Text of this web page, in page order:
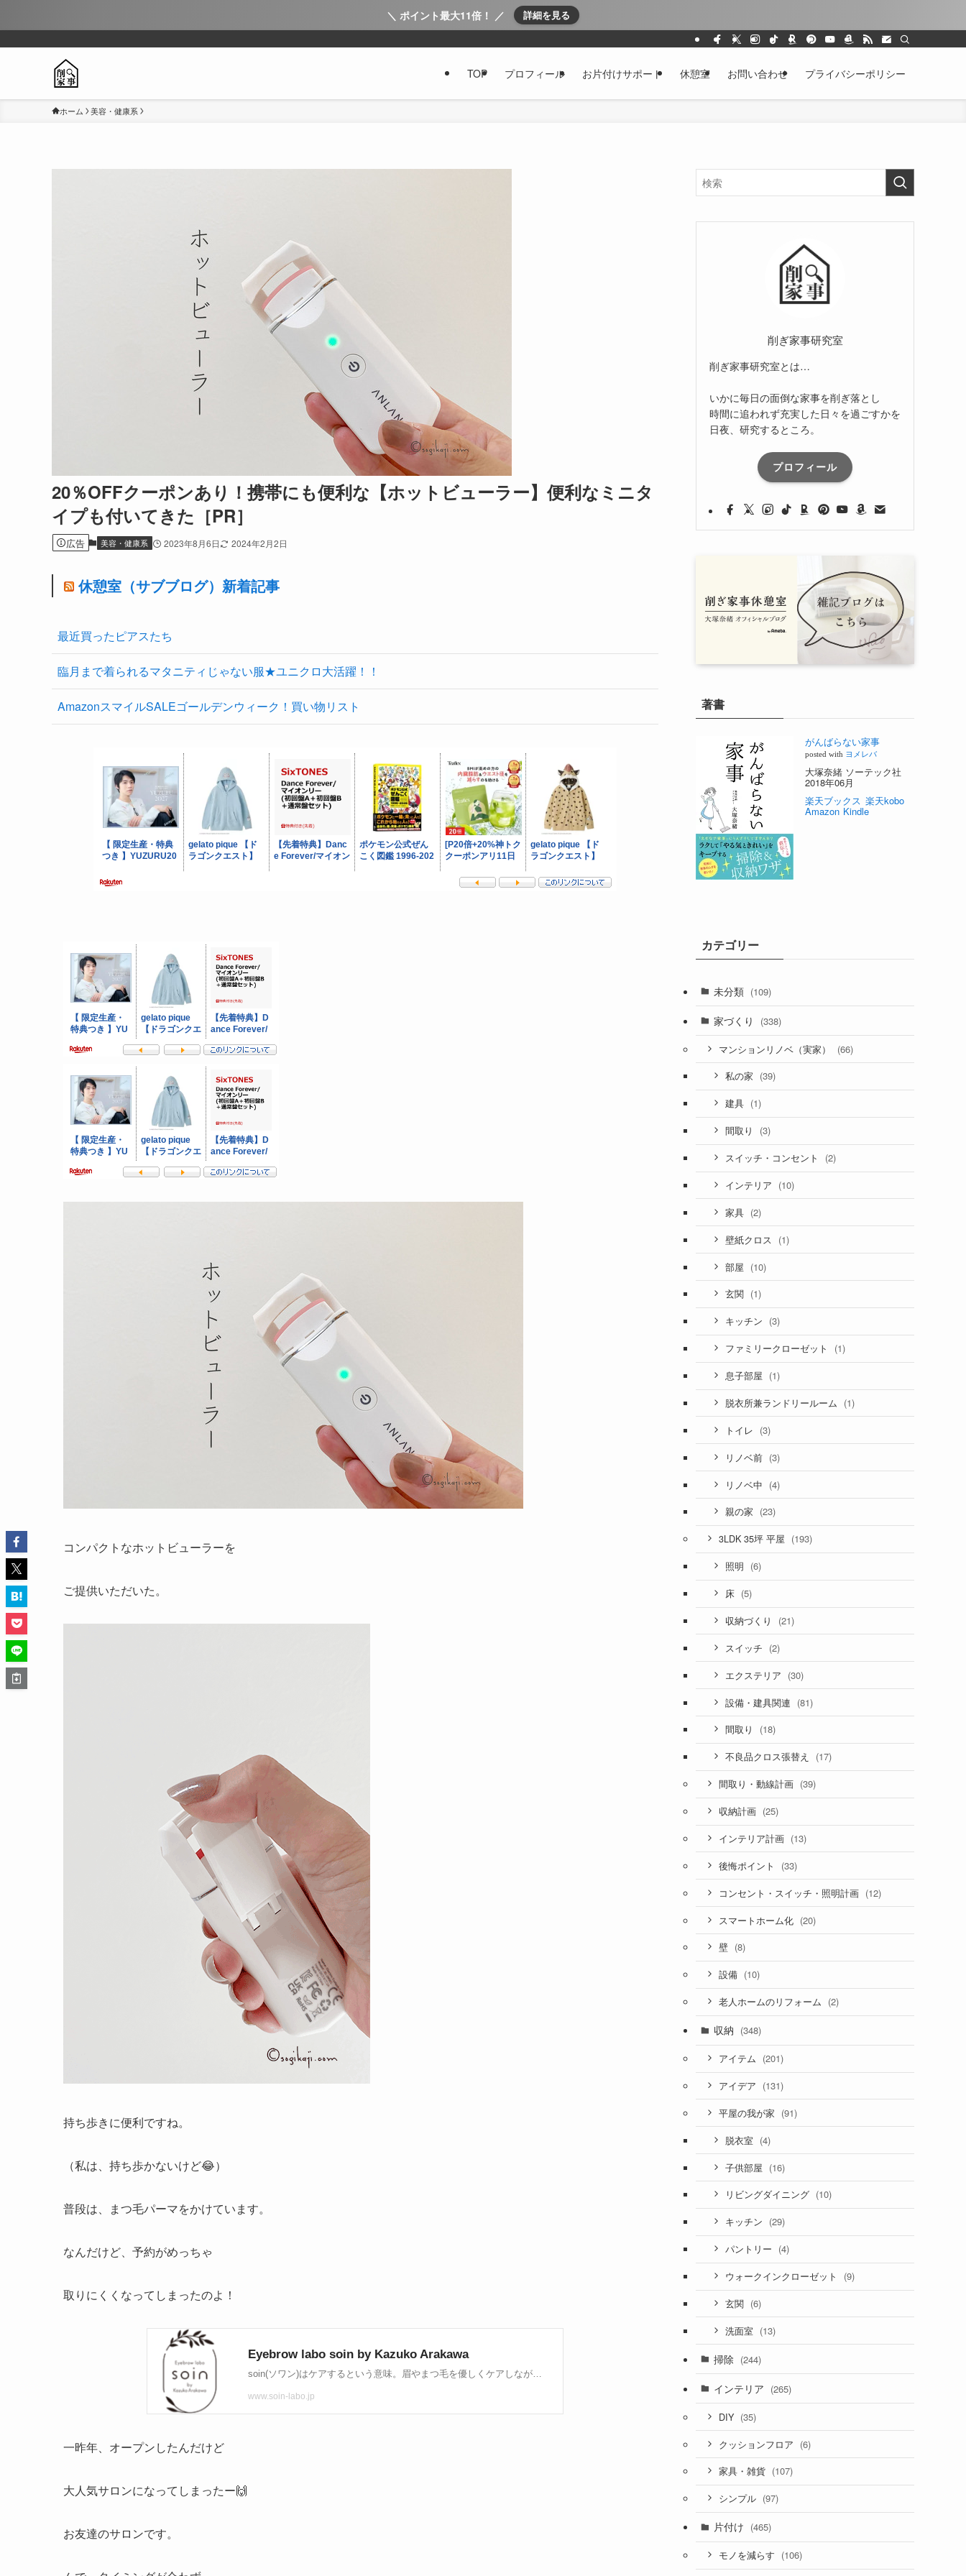
＼ ポイント最大11倍！ ／ 詳細を見る
TOP プロフィール お片付けサポート 休憩室 お問い合わせ プライバシーポリシー
ホーム 美容・健康系
20％OFFクーポンあり！携帯にも便利な【ホットビューラー】便利なミニタ
イプも付いてきた［PR］
広告 美容・健康系 2023年8月6日 2024年2月2日
休憩室（サブブログ）新着記事
最近買ったピアスたち
臨月まで着られるマタニティじゃない服★ユニクロ大活躍！！
AmazonスマイルSALEゴールデンウィーク！買い物リスト
コンパクトなホットビューラーを
ご提供いただいた。
持ち歩きに便利ですね。
（私は、持ち歩かないけど😂）
普段は、まつ毛パーマをかけています。
なんだけど、予約がめっちゃ
取りにくくなってしまったのよ！
一昨年、オープンしたんだけど
大人気サロンになってしまったー🙌
お友達のサロンです。
削ぎ家事研究室
削ぎ家事研究室とは…
いかに毎日の面倒な家事を削ぎ落とし
時間に追われず充実した日々を過ごすかを
日夜、研究するところ。
プロフィール
著書
がんばらない家事
posted with ヨメレバ
大塚奈緒 ソーテック社
2018年06月
楽天ブックス 楽天kobo
Amazon Kindle
カテゴリー
未分類 (109)
家づくり (338)
マンションリノベ（実家） (66)
私の家 (39)
建具 (1)
間取り (3)
スイッチ・コンセント (2)
インテリア (10)
家具 (2)
壁紙クロス (1)
部屋 (10)
玄関 (1)
キッチン (3)
ファミリークローゼット (1)
息子部屋 (1)
脱衣所兼ランドリールーム (1)
トイレ (3)
リノベ前 (3)
リノベ中 (4)
親の家 (23)
3LDK 35坪 平屋 (193)
照明 (6)
床 (5)
収納づくり (21)
スイッチ (2)
エクステリア (30)
設備・建具関連 (81)
間取り (18)
不良品クロス張替え (17)
間取り・動線計画 (39)
収納計画 (25)
インテリア計画 (13)
後悔ポイント (33)
コンセント・スイッチ・照明計画 (12)
スマートホーム化 (20)
壁 (8)
設備 (10)
老人ホームのリフォーム (2)
収納 (348)
アイテム (201)
アイデア (131)
平屋の我が家 (91)
脱衣室 (4)
子供部屋 (16)
リビングダイニング (10)
キッチン (29)
パントリー (4)
ウォークインクローゼット (9)
玄関 (6)
洗面室 (13)
掃除 (244)
インテリア (265)
DIY (35)
クッションフロア (6)
家具・雑貨 (107)
シンプル (97)
片付け (465)
モノを減らす (106)